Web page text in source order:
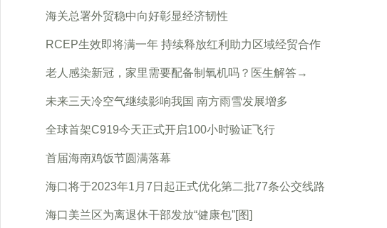
海关总署外贸稳中向好彰显经济韧性
RCEP生效即将满一年 持续释放红利助力区域经贸合作
老人感染新冠，家里需要配备制氧机吗？医生解答→
未来三天冷空气继续影响我国 南方雨雪发展增多
全球首架C919今天正式开启100小时验证飞行
首届海南鸡饭节圆满落幕
海口将于2023年1月7日起正式优化第二批77条公交线路
海口美兰区为离退休干部发放“健康包”[图]